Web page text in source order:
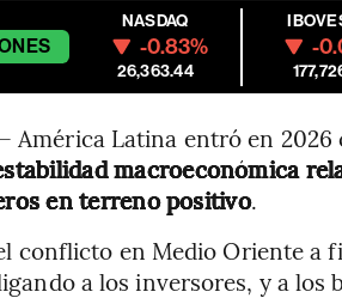
NASDAQ
-0.83%
26,363.44
-
América Latina entró en
macroeconómica
en terreno positivo.
conflicto en Medio Oriente a
a los inversores, y a los